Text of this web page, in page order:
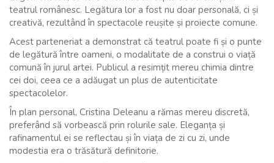
teatrul românesc. Legătura lor a fost nu doar personală, ci și
creativă, rezultând în spectacole reușite și proiecte comune.
Acest parteneriat a demonstrat că teatrul poate fi și o punte
de legătură între oameni, o modalitate de a construi o viață
comună în jurul artei. Publicul a resimțit mereu chimia dintre
cei doi, ceea ce a adăugat un plus de autenticitate
spectacolelor.
În plan personal, Cristina Deleanu a rămas mereu discretă,
preferând să vorbească prin rolurile sale. Eleganța și
rafinamentul ei se reflectau și în viața de zi cu zi, unde
modestia era o trăsătură definitorie.